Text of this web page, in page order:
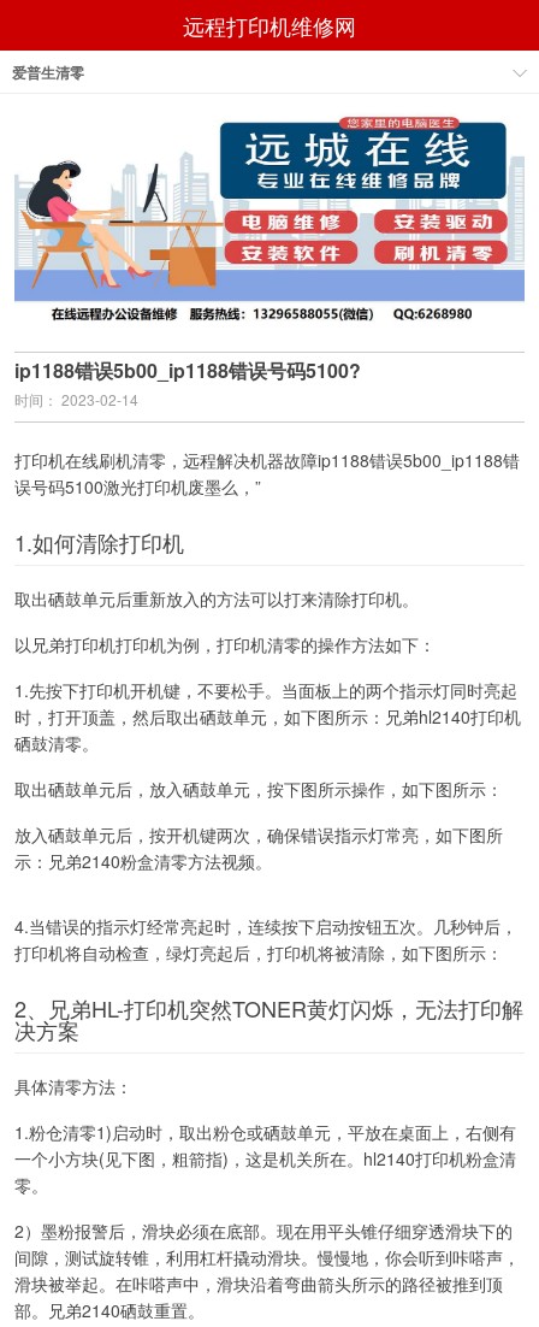
远程打印机维修网
爱普生清零
ip1188错误5b00_ip1188错误号码5100?
时间： 2023-02-14
打印机在线刷机清零，远程解决机器故障ip1188错误5b00_ip1188错
误号码5100激光打印机废墨么，”
1.如何清除打印机
取出硒鼓单元后重新放入的方法可以打来清除打印机。
以兄弟打印机打印机为例，打印机清零的操作方法如下：
1.先按下打印机开机键，不要松手。当面板上的两个指示灯同时亮起
时，打开顶盖，然后取出硒鼓单元，如下图所示：兄弟hl2140打印机
硒鼓清零。
取出硒鼓单元后，放入硒鼓单元，按下图所示操作，如下图所示：
放入硒鼓单元后，按开机键两次，确保错误指示灯常亮，如下图所
示：兄弟2140粉盒清零方法视频。
4.当错误的指示灯经常亮起时，连续按下启动按钮五次。几秒钟后，
打印机将自动检查，绿灯亮起后，打印机将被清除，如下图所示：
2、兄弟HL-打印机突然TONER黄灯闪烁，无法打印解
决方案
具体清零方法：
1.粉仓清零1)启动时，取出粉仓或硒鼓单元，平放在桌面上，右侧有
一个小方块(见下图，粗箭指)，这是机关所在。hl2140打印机粉盒清
零。
2）墨粉报警后，滑块必须在底部。现在用平头锥仔细穿透滑块下的
间隙，测试旋转锥，利用杠杆撬动滑块。慢慢地，你会听到咔嗒声，
滑块被举起。在咔嗒声中，滑块沿着弯曲箭头所示的路径被推到顶
部。兄弟2140硒鼓重置。